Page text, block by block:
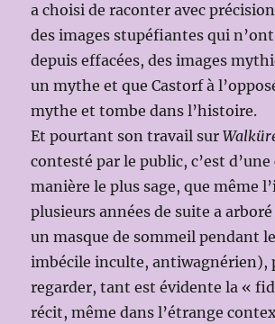
a choisi de raconter avec
des images stupéfiantes qui
depuis effacées, des images
un mythe et que Castorf à
mythe et tombe dans l’histoire.
Et pourtant son travail sur
contesté par le public, c’est
manière le plus sage, que même
plusieurs années de suite a
un masque de sommeil pendant
imbécile inculte, antiwagnérien),
regarder, tant est évidente la «
récit, même dans l’étrange